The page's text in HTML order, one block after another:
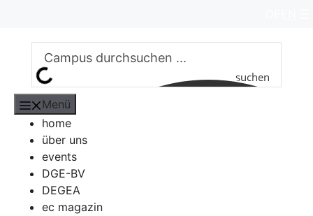
springen
suchen
Menü
home
über uns
events
DGE-BV
DEGEA
ec magazin